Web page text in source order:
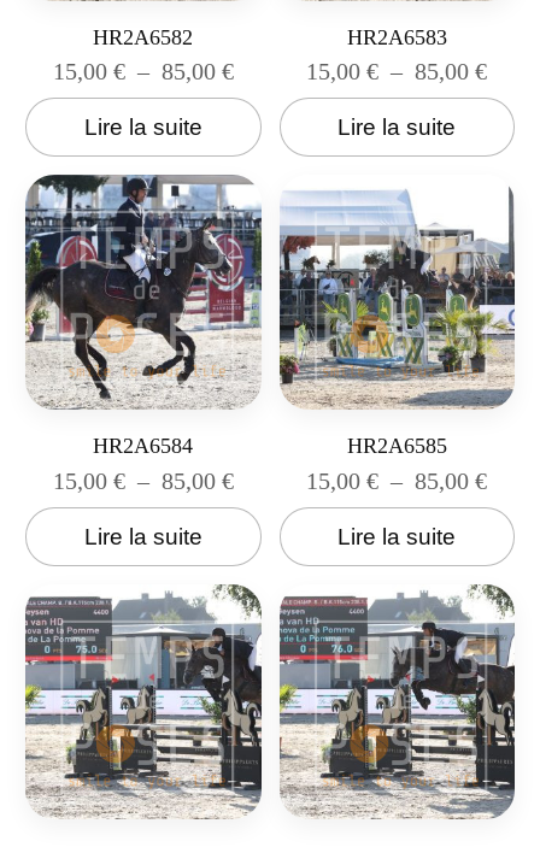
HR2A6582
15,00 € – 85,00 €
Lire la suite
HR2A6583
15,00€ – 85,00€
Lire la suite
HR2A6584
15,00 € – 85,00 €
Lire la suite
HR2A6585
15,00€ – 85,00€
Lire la suite